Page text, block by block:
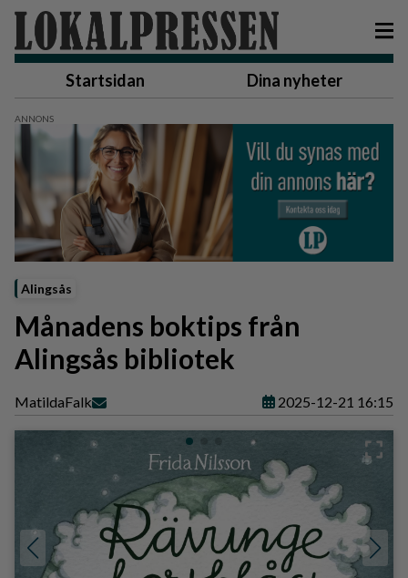
Startsidan Dina nyheter
Alingsås
Månadens boktips från
Alingsås bibliotek
MatildaFalk 2025-12-21 16:15